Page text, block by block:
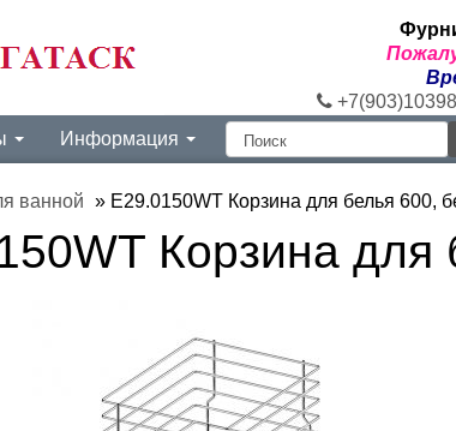
Информация
ванной » E29.0150WT Корзина для белья 600,
Корзина для